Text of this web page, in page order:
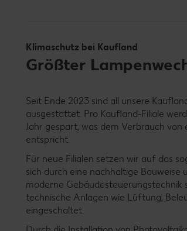
Klimaschutz bei Kaufland
Größter
Seit Ende 2023 sind all unsere
ausgestattet. Pro Kaufland-Filiale
Jahr gespart, was dem Verbrauch
entspricht.
Für neue Filialen setzen wir auf das
sich durch eine nachhaltige Bauweise
moderne Gebäudesteuerungstechnik
technische Anlagen wie Lüftung,
eingeschaltet.